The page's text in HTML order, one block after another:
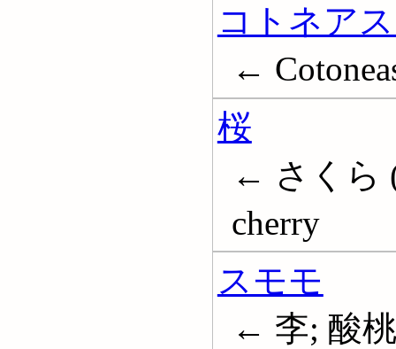
コトネア
←
桜
← さくら (
cherry
スモモ
← 李; 酸